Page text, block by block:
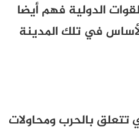
الدولية فهم أيضا
في تلك المدينة
تتعلق بالحرب ومحاولات